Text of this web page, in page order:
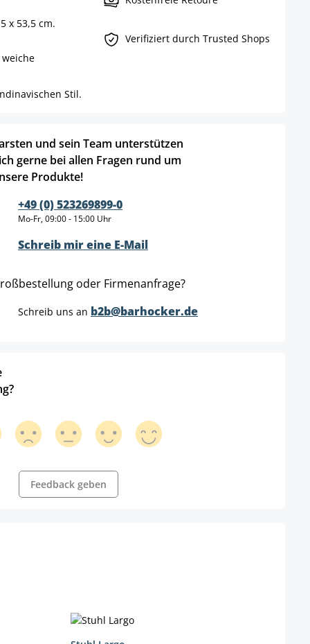
x 53,5 cm.
Stil.
Verifiziert durch Trusted Shops
und sein Team unterstützen
gerne bei allen Fragen rund um
Produkte!
+49 (0) 523269899-0
Mo-Fr, 09:00 - 15:00 Uhr
Schreib mir eine E-Mail
oder Firmenanfrage?
Schreib uns an b2b@barhocker.de
Feedback geben